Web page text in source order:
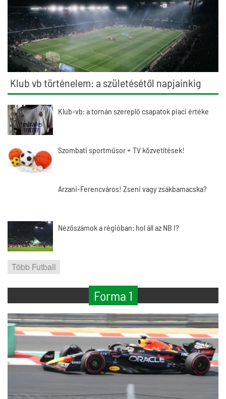
Klub vb történelem: a születésétől napjainkig
Klub-vb: a tornán szereplő csapatok piaci értéke
Szombati sportműsor + TV közvetítések!
Arzani-Ferencváros! Zseni vagy zsákbamacska?
Nézőszámok a régióban: hol áll az NB I?
Több Futball
Forma 1